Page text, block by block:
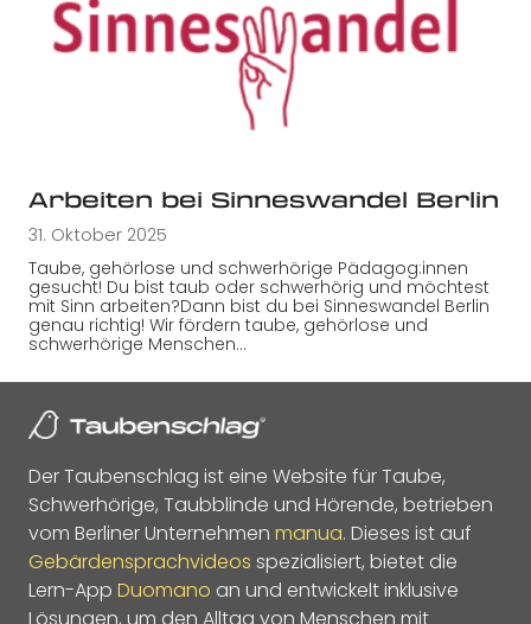
Arbeiten bei Sinneswandel Berlin
31. Oktober 2025
Taube, gehörlose und schwerhörige Pädagog:innen
gesucht! Du bist taub oder schwerhörig und möchtest
mit Sinn arbeiten?Dann bist du bei Sinneswandel Berlin
genau richtig! Wir fördern taube, gehörlose und
schwerhörige Menschen…
Der Taubenschlag ist eine Website für Taube,
Schwerhörige, Taubblinde und Hörende, betrieben
vom Berliner Unternehmen manua. Dieses ist auf
Gebärdensprachvideos spezialisiert, bietet die
Lern-App Duomano an und entwickelt inklusive